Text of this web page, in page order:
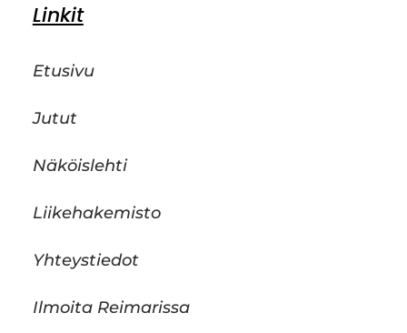
Linkit
Etusivu
Jutut
Näköislehti
Liikehakemisto
Yhteystiedot
Ilmoita Reimarissa